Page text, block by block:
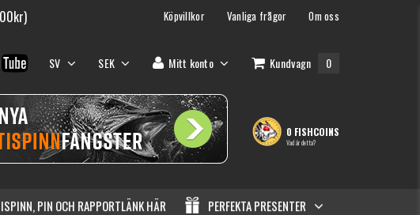
Köpvillkor Vanliga frågor Om oss
SV SEK Mitt konto Kundvagn 0
0 FISHCOINS
Vad är detta?
PIN OCH RAPPORTLÄNK HÄR
PERFEKTA PRESENTER